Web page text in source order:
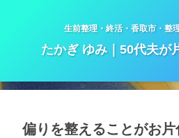
生前整理・終活・香取市・整
たかぎ ゆみ｜50代夫が
偏りを整えることがお片